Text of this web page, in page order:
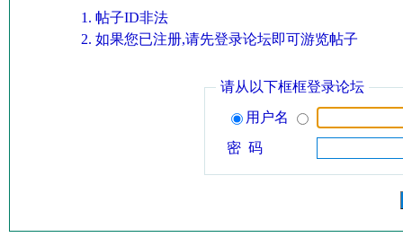
帖子ID非法
如果您已注册,请先登录论坛即可游览帖子
请从以下框框登录论坛
用户名
密 码